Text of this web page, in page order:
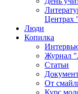
Центрах
Люди
Копилка
Журнал
Статьи
От
Курс